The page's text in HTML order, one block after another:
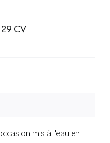
CV
mis à l'eau en